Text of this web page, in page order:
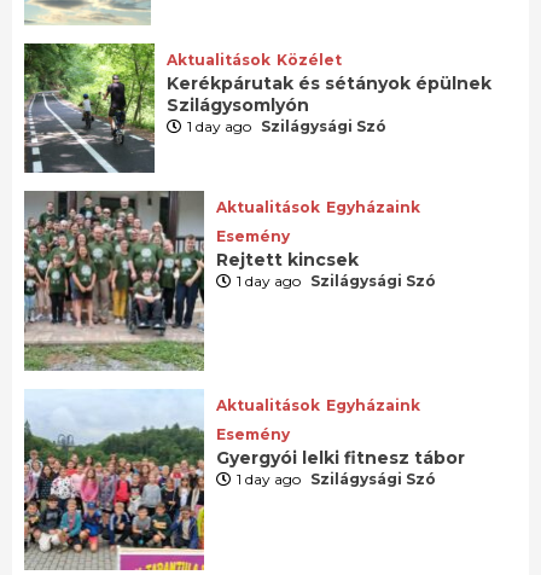
Aktualitások Közélet
Kerékpárutak és sétányok épülnek
Szilágysomlyón
1 day ago Szilágysági Szó
Aktualitások Egyházaink
Esemény
Rejtett kincsek
1 day ago Szilágysági Szó
Aktualitások Egyházaink
Esemény
Gyergyói lelki fitnesz tábor
1 day ago Szilágysági Szó